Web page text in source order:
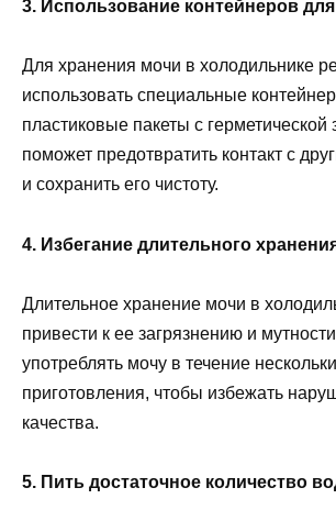
3. Использование контейнеров
Для хранения мочи в холодильнике
использовать специальные
пластиковые пакеты с
поможет предотвратить контакт с
и сохранить его чистоту.
4. Избегание длительного
Длительное хранение мочи в
привести к ее загрязнению и
употреблять мочу в течение
приготовления, чтобы избежать
качества.
5. Пить достаточное количество